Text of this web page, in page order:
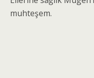
muhteşem.